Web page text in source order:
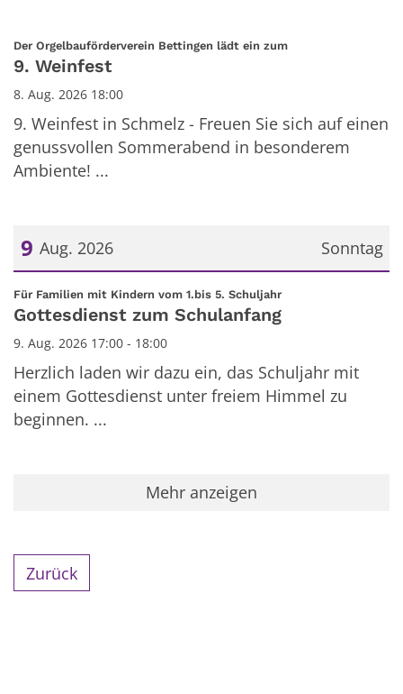
Der Orgelbauförderverein Bettingen lädt ein zum:
9. Weinfest
8. Aug. 2026 18:00
9. Weinfest in Schmelz - Freuen Sie sich auf einen
genussvollen Sommerabend in besonderem
Ambiente! ...
Sonntag
9 Aug. 2026
Datum: 9. August 2026
Für Familien mit Kindern vom 1.bis 5. Schuljahr:
Gottesdienst zum Schulanfang
9. Aug. 2026 17:00 - 18:00
Herzlich laden wir dazu ein, das Schuljahr mit
einem Gottesdienst unter freiem Himmel zu
beginnen. ...
Mehr anzeigen
Zurück